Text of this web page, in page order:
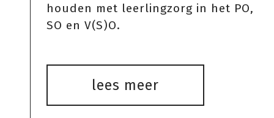
houden met leerlingzorg in het PO,
SO en V(S)O.
lees meer